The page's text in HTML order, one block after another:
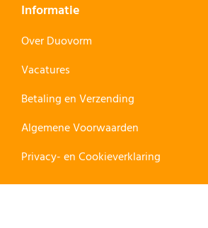
Informatie
Over Duovorm
Vacatures
Betaling en Verzending
Algemene Voorwaarden
Privacy- en Cookieverklaring